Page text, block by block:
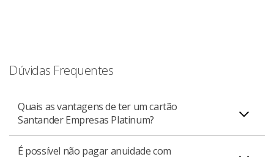
Dúvidas Frequentes
Quais as vantagens de ter um cartão
Santander Empresas Platinum?
Com o cartão Santander Empresas Platinum do
É possível não pagar anuidade com